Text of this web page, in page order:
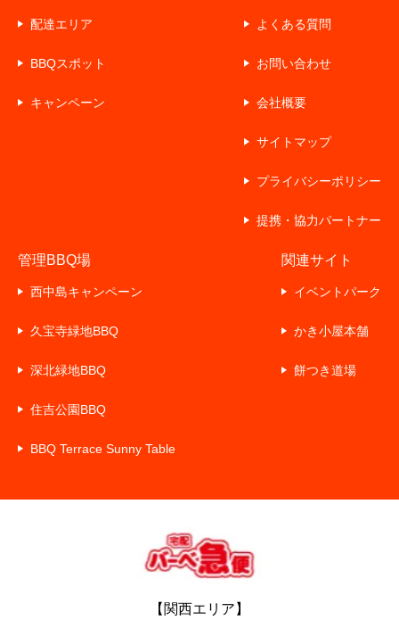
配達エリア
BBQスポット
キャンペーン
よくある質問
お問い合わせ
会社概要
サイトマップ
プライバシーポリシー
提携・協力パートナー
管理BBQ場
西中島キャンペーン
久宝寺緑地BBQ
深北緑地BBQ
住吉公園BBQ
BBQ Terrace Sunny Table
関連サイト
イベントパーク
かき小屋本舗
餅つき道場
【関西エリア】